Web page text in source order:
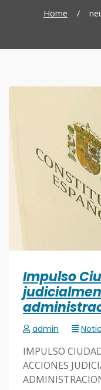
Home /
Impulso
admin
IMPULSO
ACCIONES